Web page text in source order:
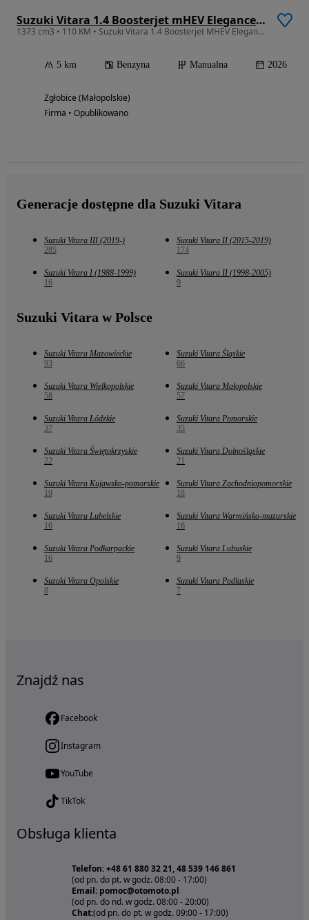
Suzuki Vitara 1.4 Boosterjet mHEV Elegance 4WD
1373 cm3 • 110 KM • Suzuki Vitara 1.4 Boosterjet MHEV Elegance 4WD MT6
5 km Benzyna Manualna 2026
Zgłobice (Małopolskie)
Firma • Opublikowano
Generacje dostępne dla Suzuki Vitara
Suzuki Vitara III (2019-)
285
Suzuki Vitara II (2015-2019)
174
Suzuki Vitara I (1988-1999)
16
Suzuki Vitara II (1998-2005)
9
Suzuki Vitara w Polsce
Suzuki Vitara Mazowieckie
93
Suzuki Vitara Śląskie
66
Suzuki Vitara Wielkopolskie
58
Suzuki Vitara Małopolskie
57
Suzuki Vitara Łódzkie
37
Suzuki Vitara Pomorskie
35
Suzuki Vitara Świętokrzyskie
22
Suzuki Vitara Dolnośląskie
21
Suzuki Vitara Kujawsko-pomorskie
19
Suzuki Vitara Zachodniopomorskie
18
Suzuki Vitara Lubelskie
16
Suzuki Vitara Warmińsko-mazurskie
16
Suzuki Vitara Podkarpackie
16
Suzuki Vitara Lubuskie
9
Suzuki Vitara Opolskie
8
Suzuki Vitara Podlaskie
7
Znajdź nas
Facebook
Instagram
YouTube
TikTok
Obsługa klienta
Telefon: +48 61 880 32 21, 48 539 146 861
(od pn. do pt. w godz. 08:00 - 17:00)
Email: pomoc@otomoto.pl
(od pn. do nd. w godz. 08:00 - 20:00)
Chat:(od pn. do pt. w godz. 09:00 - 17:00)